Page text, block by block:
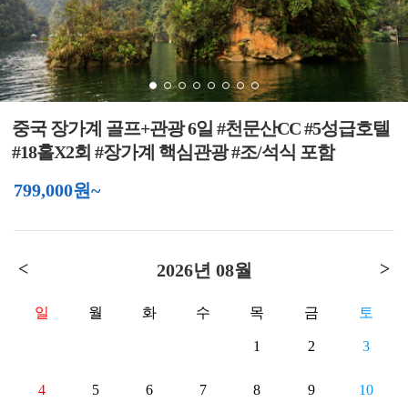
중국 장가계 골프+관광 6일 #천문산CC #5성급호텔
#18홀X2회 #장가계 핵심관광 #조/석식 포함
799,000원~
< 2026년 08월 >
일 월 화 수 목 금 토
1 2 3
4 5 6 7 8 9 10